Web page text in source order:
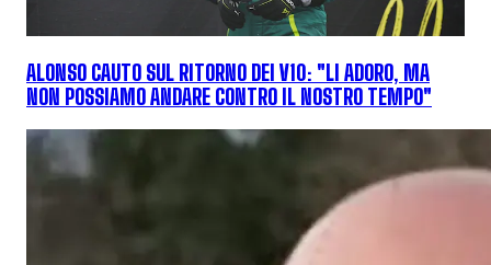
ALONSO CAUTO SUL RITORNO DEI V10: "LI ADORO, MA
NON POSSIAMO ANDARE CONTRO IL NOSTRO TEMPO"